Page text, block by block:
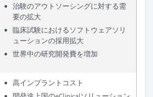
治験のアウトソーシングに対する需
要の拡大
臨床試験におけるソフトウェアソリ
ューションの採用拡大
世界中の研究開発費を増加
高インプラントコスト